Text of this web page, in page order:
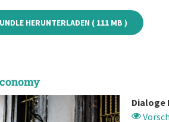
HERUNTERLADEN ( 111 MB )
Dialoge